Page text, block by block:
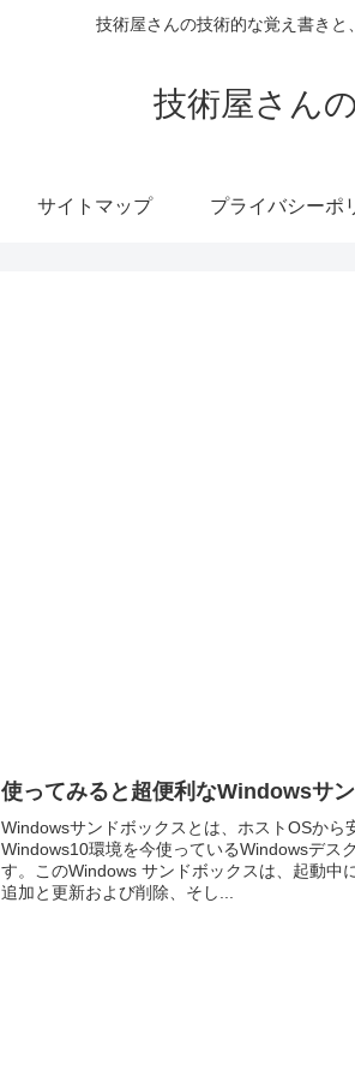
技術屋さんの技術的な覚え書きと
技術屋さん
サイトマップ プライバシーポ
使ってみると超便利なWindowsサ
Windowsサンドボックスとは、ホストOSから
Windows10環境を今使っているWindowsデス
す。このWindows サンドボックスは、起動中
追加と更新および削除、そし...